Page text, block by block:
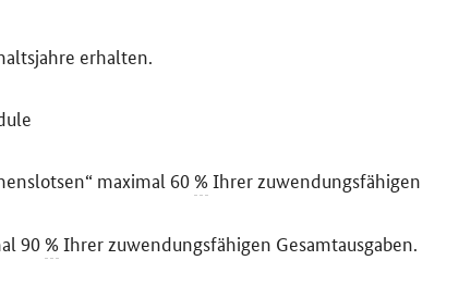
erhalten.
maximal 60 % Ihrer zuwendungsfähigen
90 % Ihrer zuwendungsfähigen Gesamtausgaben.